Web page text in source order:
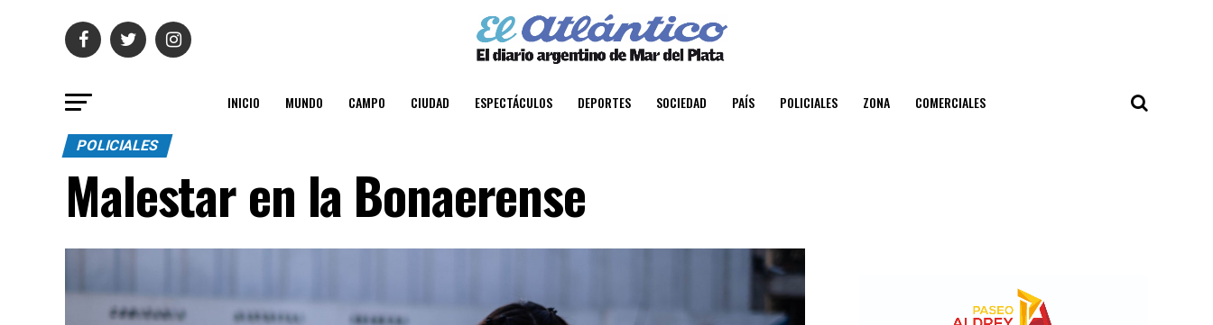
INICIO MUNDO CAMPO CIUDAD ESPECTÁCULOS DEPORTES SOCIEDAD PAÍS POLICIALES ZONA COMERCIALES
POLICIALES
Malestar en la Bonaerense